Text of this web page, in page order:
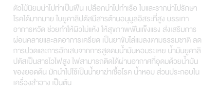
ตัวไม้นิยมนำไปทำเป็นฟืน เปลือกนำไปทำเรือ ใบและรากนำไปรักษา
โรคได้มากมาย ใบยูคาลิปตัสมีสารต้านอนุมูลอิสระที่สูง บรรเทา
อาการหวัด ช่วยทำให้ผิวไม่แห้ง ให้สุขภาพฟันแข็งแรง ส่งเสริมการ
ผ่อนคลายและลดอาการเครียด เป็นยาขับไล่แมลงตามธรรมชาติ ลด
การปวดและการอักเสบจากการสูดดมน้ำมันหอมระเหย น้ำมันยูคาลิ
ปตัสเป็นสารไวไฟสูง ไฟสามารถติดได้ผ่านอากาศที่อุดมด้วยน้ำมัน
ของยอดต้น มักนำไปใช้เป็นน้ำยาฆ่าเชื้อโรค น้ำหอม ส่วนประกอบใน
เครื่องสำอาง เป็นต้น